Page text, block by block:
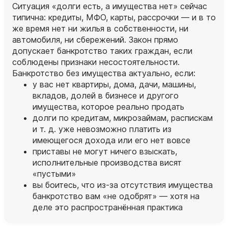
Ситуация «долги есть, а имущества нет» сейчас
типична: кредиты, МФО, карты, рассрочки — и в то
же время нет ни жилья в собственности, ни
автомобиля, ни сбережений. Закон прямо
допускает банкротство таких граждан, если
соблюдены признаки несостоятельности.
Банкротство без имущества актуально, если:
у вас нет квартиры, дома, дачи, машины,
вкладов, долей в бизнесе и другого
имущества, которое реально продать
долги по кредитам, микрозаймам, распискам
и т. д. уже невозможно платить из
имеющегося дохода или его нет вовсе
приставы не могут ничего взыскать,
исполнительные производства висят
«пустыми»
вы боитесь, что из‑за отсутствия имущества
банкротство вам «не одобрят» — хотя на
деле это распространённая практика